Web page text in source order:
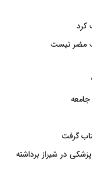
کرد
مضر نیست
در شیراز برداشته